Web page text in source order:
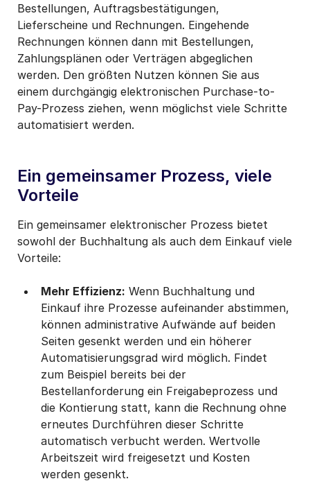
Bestellungen, Auftragsbestätigungen,
Lieferscheine und Rechnungen. Eingehende
Rechnungen können dann mit Bestellungen,
Zahlungsplänen oder Verträgen abgeglichen
werden. Den größten Nutzen können Sie aus
einem durchgängig elektronischen Purchase-to-
Pay-Prozess ziehen, wenn möglichst viele Schritte
automatisiert werden.
Ein gemeinsamer Prozess, viele
Vorteile
Ein gemeinsamer elektronischer Prozess bietet
sowohl der Buchhaltung als auch dem Einkauf viele
Vorteile:
Mehr Effizienz: Wenn Buchhaltung und
Einkauf ihre Prozesse aufeinander abstimmen,
können administrative Aufwände auf beiden
Seiten gesenkt werden und ein höherer
Automatisierungsgrad wird möglich. Findet
zum Beispiel bereits bei der
Bestellanforderung ein Freigabeprozess und
die Kontierung statt, kann die Rechnung ohne
erneutes Durchführen dieser Schritte
automatisch verbucht werden. Wertvolle
Arbeitszeit wird freigesetzt und Kosten
werden gesenkt.